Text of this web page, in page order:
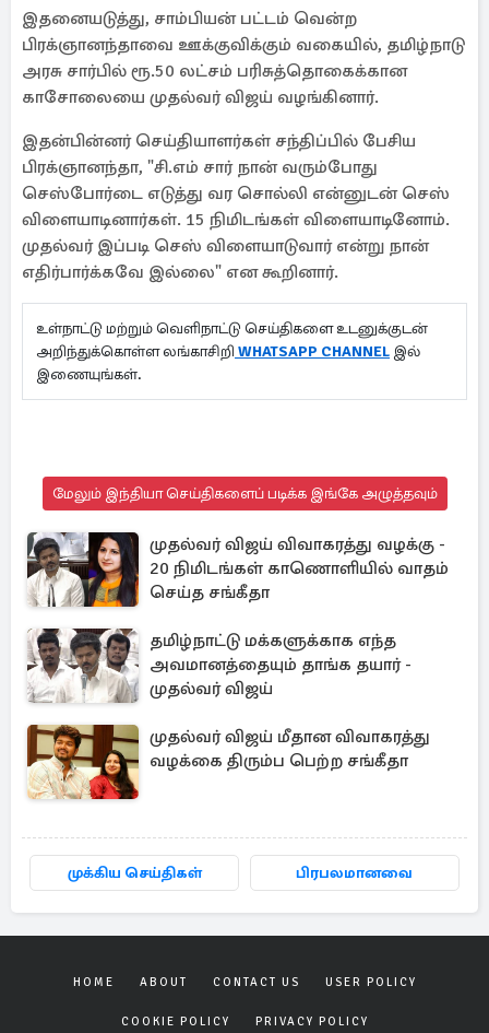
இதனையடுத்து, சாம்பியன் பட்டம் வென்ற
பிரக்ஞானந்தாவை ஊக்குவிக்கும் வகையில், தமிழ்நாடு
அரசு சார்பில் ரூ.50 லட்சம் பரிசுத்தொகைக்கான
காசோலையை முதல்வர் விஜய் வழங்கினார்.
இதன்பின்னர் செய்தியாளர்கள் சந்திப்பில் பேசிய
பிரக்ஞானந்தா, "சி.எம் சார் நான் வரும்போது
செஸ்போர்டை எடுத்து வர சொல்லி என்னுடன் செஸ்
விளையாடினார்கள். 15 நிமிடங்கள் விளையாடினோம்.
முதல்வர் இப்படி செஸ் விளையாடுவார் என்று நான்
எதிர்பார்க்கவே இல்லை" என கூறினார்.
உள்நாட்டு மற்றும் வெளிநாட்டு செய்திகளை உடனுக்குடன்
அறிந்துக்கொள்ள லங்காசிறி WHATSAPP CHANNEL இல்
இணையுங்கள்.
மேலும் இந்தியா செய்திகளைப் படிக்க இங்கே அழுத்தவும்
முதல்வர் விஜய் விவாகரத்து வழக்கு -
20 நிமிடங்கள் காணொளியில் வாதம்
செய்த சங்கீதா
தமிழ்நாட்டு மக்களுக்காக எந்த
அவமானத்தையும் தாங்க தயார் -
முதல்வர் விஜய்
முதல்வர் விஜய் மீதான விவாகரத்து
வழக்கை திரும்ப பெற்ற சங்கீதா
முக்கிய செய்திகள் பிரபலமானவை
HOME ABOUT CONTACT US USER POLICY
COOKIE POLICY PRIVACY POLICY